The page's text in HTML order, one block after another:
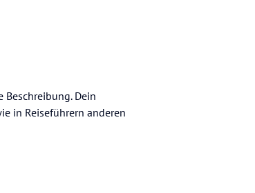
Dein
in Reiseführern anderen